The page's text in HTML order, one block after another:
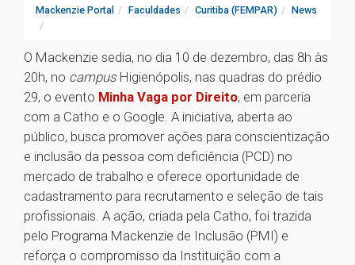
Mackenzie Portal Faculdades Curitiba (FEMPAR) News
O Mackenzie sedia, no dia 10 de dezembro, das 8h às
20h, no campus Higienópolis, nas quadras do prédio
29, o evento Minha Vaga por Direito, em parceria
com a Catho e o Google. A iniciativa, aberta ao
público, busca promover ações para conscientização
e inclusão da pessoa com deficiência (PCD) no
mercado de trabalho e oferece oportunidade de
cadastramento para recrutamento e seleção de tais
profissionais. A ação, criada pela Catho, foi trazida
pelo Programa Mackenzie de Inclusão (PMI) e
reforça o compromisso da Instituição com a